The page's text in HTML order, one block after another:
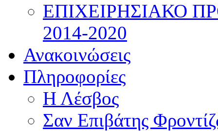
ΕΠΙΧΕΙΡΗΣΙΑΚΟ
2014-2020
Ανακοινώσεις
Πληροφορίες
Η Λέσβος
Σαν Επιβάτης